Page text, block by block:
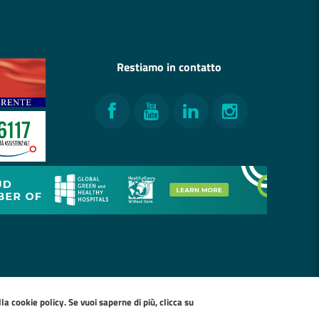
cookie policy. Se vuoi saperne di più, clicca su
Restiamo in contatto
Facebook
YouTubeLinkedInInstagram